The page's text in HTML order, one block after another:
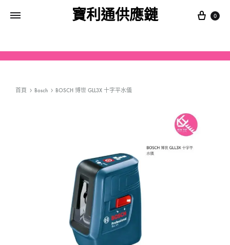
寶利通供應鏈 0
首頁 Bosch BOSCH 博世 GLL3X 十字平水儀